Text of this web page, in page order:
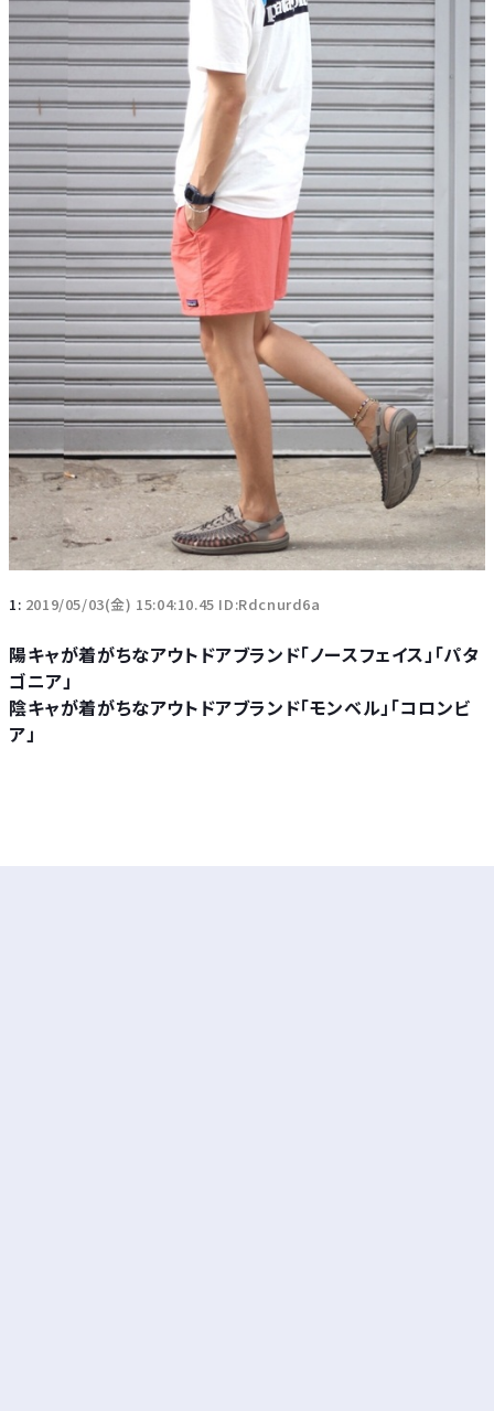
1: 2019/05/03(金) 15:04:10.45 ID:Rdcnurd6a
陽キャが着がちなアウトドアブランド「ノースフェイス」「パタ
ゴニア」
陰キャが着がちなアウトドアブランド「モンベル」「コロンビ
ア」